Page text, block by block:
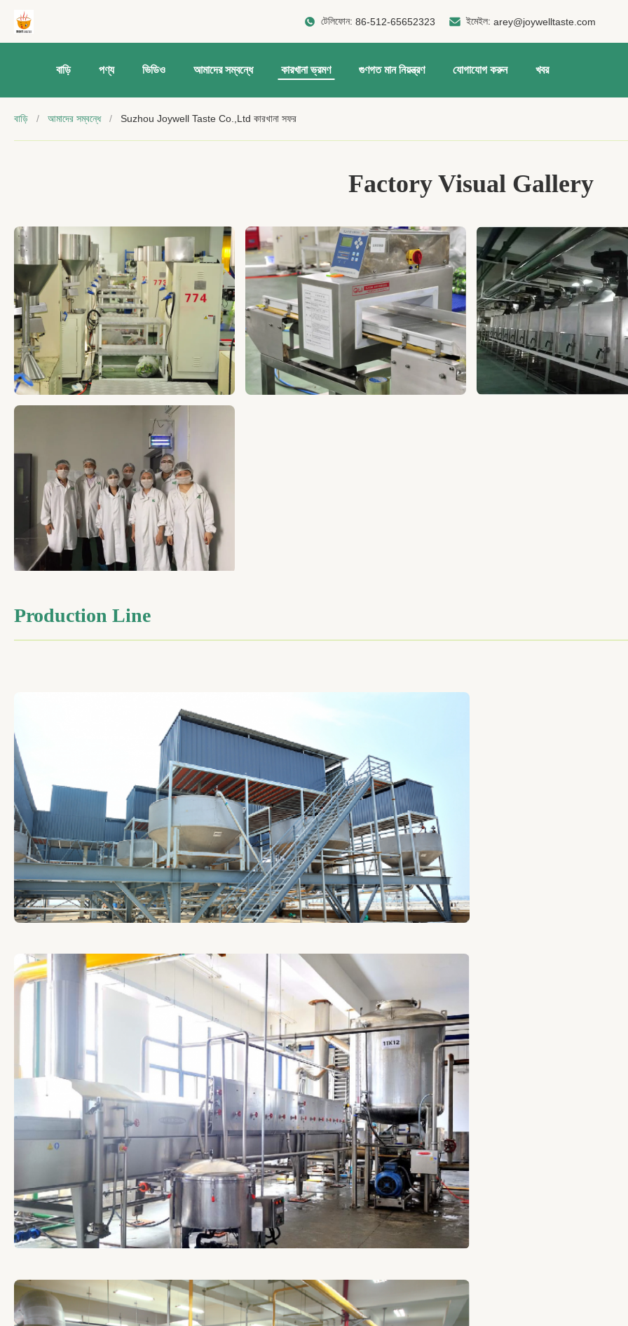
টেলিফোন:86-512-65652323 ইমেইল:arey@joywelltaste.com
বাড়ি পণ্য ভিডিও আমাদের সম্বন্ধে কারখানা ভ্রমণ গুণগত মান নিয়ন্ত্রণ যোগাযোগ করুন খবর
বাড়ি / আমাদের সম্বন্ধে / Suzhou Joywell Taste Co.,Ltd কারখানা সফর
Factory Visual Gallery
Production Line